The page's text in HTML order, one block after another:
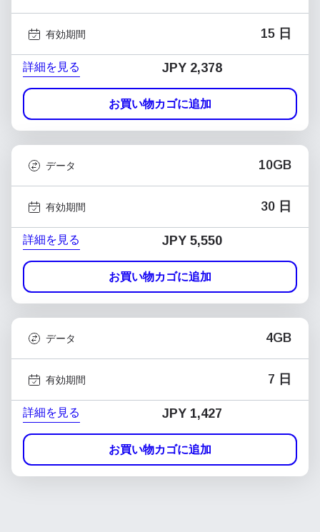
有効期間 15 日
詳細を見る JPY 2,378
お買い物カゴに追加
データ 10GB
有効期間 30 日
詳細を見る JPY 5,550
お買い物カゴに追加
データ 4GB
有効期間 7 日
詳細を見る JPY 1,427
お買い物カゴに追加